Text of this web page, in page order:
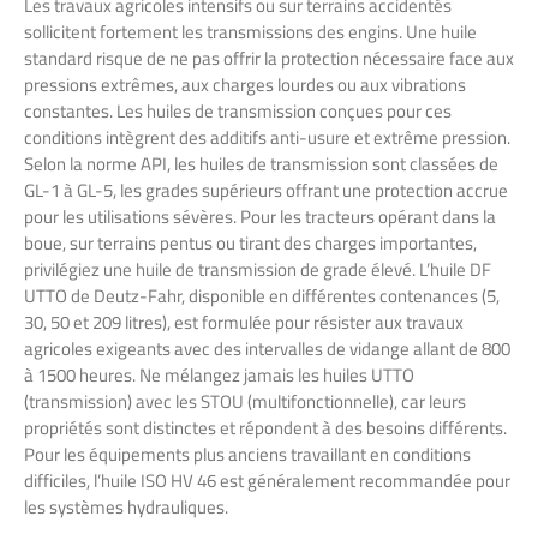
sollicitent fortement les transmissions des engins. Une huile
standard risque de ne pas offrir la protection nécessaire face aux
pressions extrêmes, aux charges lourdes ou aux vibrations
constantes. Les huiles de transmission conçues pour ces
conditions intègrent des additifs anti-usure et extrême pression.
Selon la norme API, les huiles de transmission sont classées de
GL-1 à GL-5, les grades supérieurs offrant une protection accrue
pour les utilisations sévères. Pour les tracteurs opérant dans la
boue, sur terrains pentus ou tirant des charges importantes,
privilégiez une huile de transmission de grade élevé. L’huile DF
UTTO de Deutz-Fahr, disponible en différentes contenances (5,
30, 50 et 209 litres), est formulée pour résister aux travaux
agricoles exigeants avec des intervalles de vidange allant de 800
à 1500 heures. Ne mélangez jamais les huiles UTTO
(transmission) avec les STOU (multifonctionnelle), car leurs
propriétés sont distinctes et répondent à des besoins différents.
Pour les équipements plus anciens travaillant en conditions
difficiles, l’huile ISO HV 46 est généralement recommandée pour
les systèmes hydrauliques.